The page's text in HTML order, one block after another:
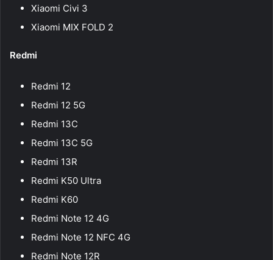
Xiaomi Civi 3
Xiaomi MIX FOLD 2
Redmi
Redmi 12
Redmi 12 5G
Redmi 13C
Redmi 13C 5G
Redmi 13R
Redmi K50 Ultra
Redmi K60
Redmi Note 12 4G
Redmi Note 12 NFC 4G
Redmi Note 12R